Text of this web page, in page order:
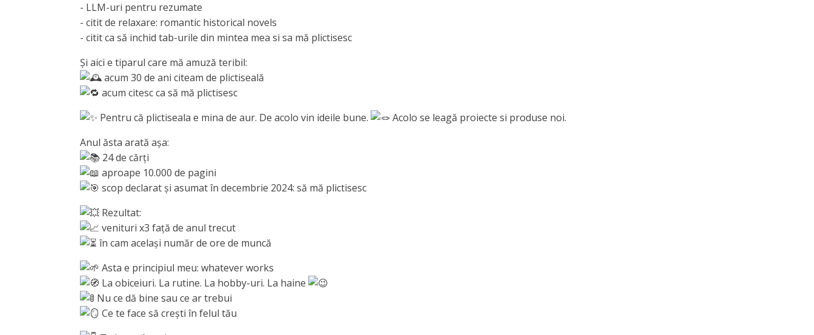
- LLM-uri pentru rezumate
- citit de relaxare: romantic historical novels
- citit ca să inchid tab-urile din mintea mea si sa mă plictisesc
Și aici e tiparul care mă amuză teribil:
acum 30 de ani citeam de plictiseală
acum citesc ca să mă plictisesc
Pentru că plictiseala e mina de aur. De acolo vin ideile bune.
Acolo se leagă proiecte si produse noi.
Anul ăsta arată așa:
24 de cărți
aproape 10.000 de pagini
scop declarat și asumat în decembrie 2024: să mă plictisesc
Rezultat:
venituri x3 față de anul trecut
în cam același număr de ore de muncă
Asta e principiul meu: whatever works
La obiceiuri. La rutine. La hobby-uri. La haine
Nu ce dă bine sau ce ar trebui
Ce te face să crești în felul tău